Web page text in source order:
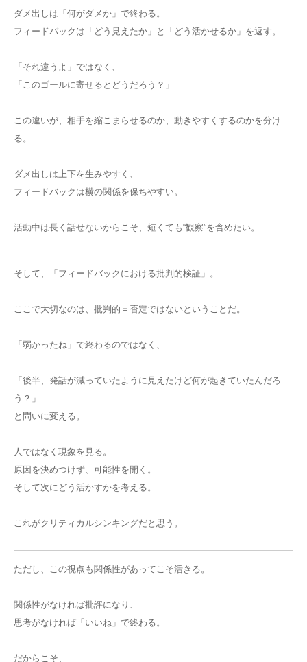
ダメ出しは「何がダメか」で終わる。
フィードバックは「どう見えたか」と「どう活かせるか」を返す。
「それ違うよ」ではなく、
「このゴールに寄せるとどうだろう？」
この違いが、相手を縮こまらせるのか、動きやすくするのかを分け
る。
ダメ出しは上下を生みやすく、
フィードバックは横の関係を保ちやすい。
活動中は長く話せないからこそ、短くても“観察”を含めたい。
そして、「フィードバックにおける批判的検証」。
ここで大切なのは、批判的＝否定ではないということだ。
「弱かったね」で終わるのではなく、
「後半、発話が減っていたように見えたけど何が起きていたんだろ
う？」
と問いに変える。
人ではなく現象を見る。
原因を決めつけず、可能性を開く。
そして次にどう活かすかを考える。
これがクリティカルシンキングだと思う。
ただし、この視点も関係性があってこそ活きる。
関係性がなければ批評になり、
思考がなければ「いいね」で終わる。
だからこそ、